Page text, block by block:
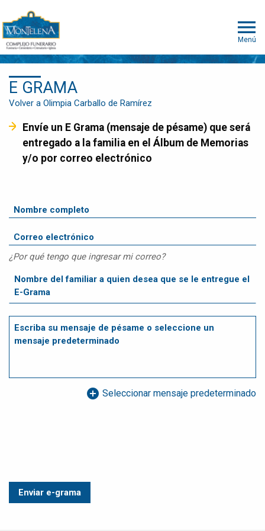
Menú
E GRAMA
Volver a Olimpia Carballo de Ramírez
Envíe un E Grama (mensaje de pésame) que será
entregado a la familia en el Álbum de Memorias
y/o por correo electrónico
¿Por qué tengo que ingresar mi correo?
add_circle Seleccionar mensaje predeterminado